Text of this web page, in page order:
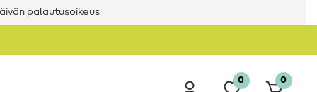
palautusoikeus
0 0